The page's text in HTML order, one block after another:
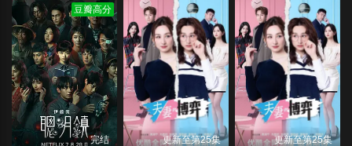
豆瓣高分
完结 更新至第25集 更新至第25集